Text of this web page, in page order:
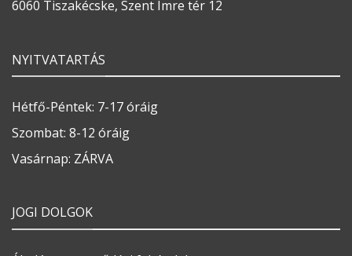
6060 Tiszakécske, Szent Imre tér 12
NYITVATARTÁS
Hétfő-Péntek: 7-17 óráig
Szombat: 8-12 óráig
Vasárnap: ZÁRVA
JOGI DOLGOK